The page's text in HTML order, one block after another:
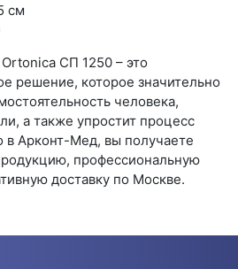
см
СП 1250 – это
решение, которое значительно
человека,
а также упростит процесс
в Арконт-Мед, вы получаете
профессиональную
доставку по Москве.